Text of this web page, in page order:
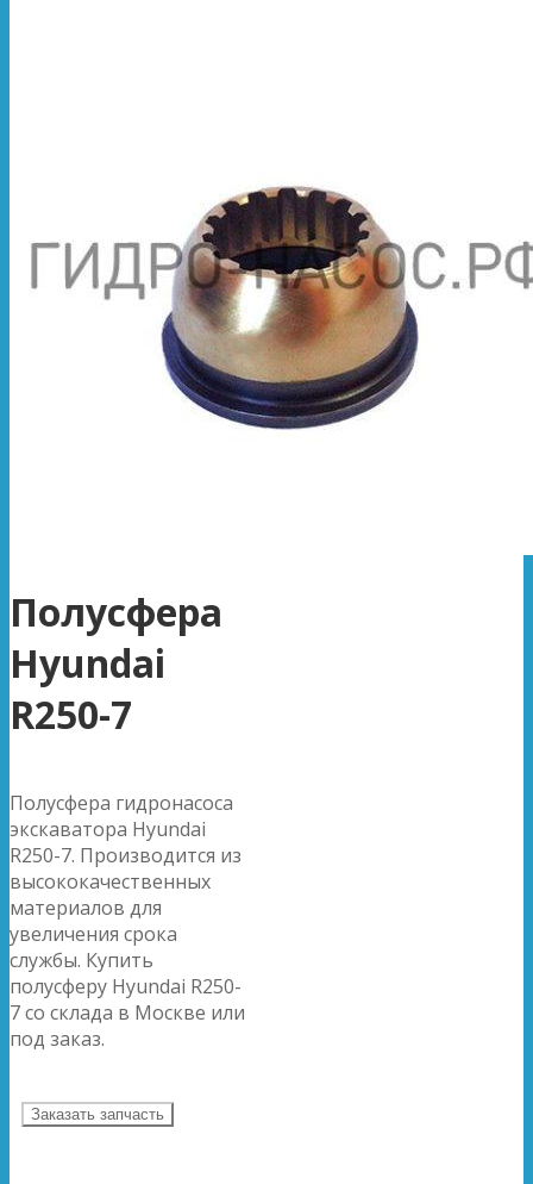
Полусфера
Hyundai
R250-7
Полусфера гидронасоса
экскаватора Hyundai
R250-7. Производится из
высококачественных
материалов для
увеличения срока
службы. Купить
полусферу Hyundai R250-
7 со склада в Москве или
под заказ.
Заказать запчасть